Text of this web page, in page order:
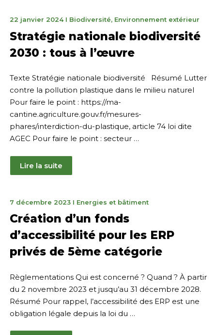
22 janvier 202421
2025
I Biodiversité, Environnement extérieur
Stratégie nationale biodiversité
2030 : tous à l’œuvre
Texte Stratégie nationale biodiversité Résumé Lutter
contre la pollution plastique dans le milieu naturel
Pour faire le point : https://ma-
cantine.agriculture.gouv.fr/mesures-
phares/interdiction-du-plastique, article 74 loi dite
AGEC Pour faire le point : secteur …
Lire la suite
7 décembre 20238
décembre
2023
I Energies et bâtiment
Création d’un fonds
d’accessibilité pour les ERP
privés de 5ème catégorie
Règlementations Qui est concerné ? Quand ? À partir
du 2 novembre 2023 et jusqu’au 31 décembre 2028.
Résumé Pour rappel, l’accessibilité des ERP est une
obligation légale depuis la loi du …